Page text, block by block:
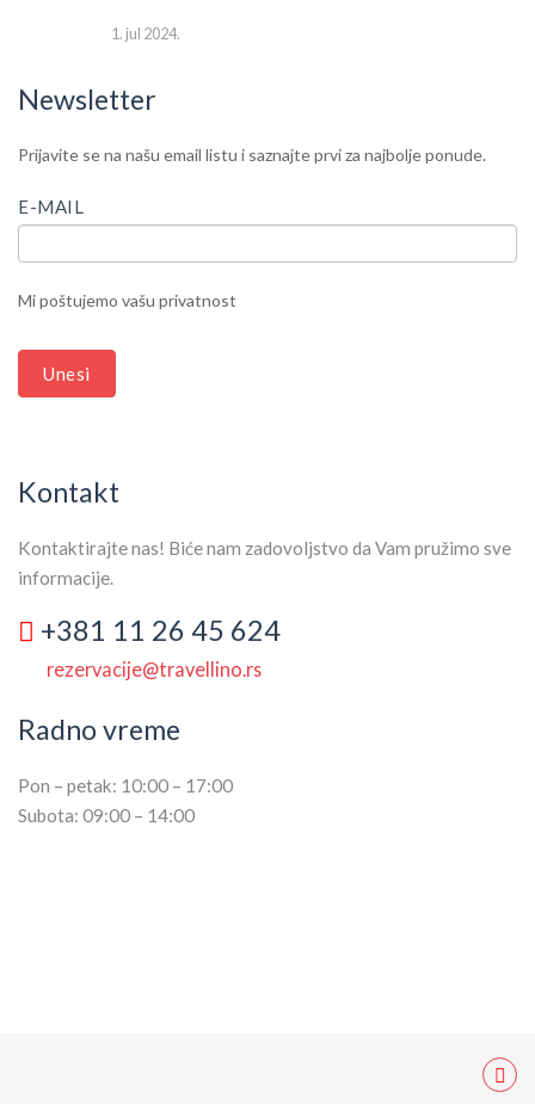
1. jul 2024.
Newsletter
Newsletter
Prijavite se na našu email listu i saznajte prvi za najbolje ponude.
E-MAIL
Mi poštujemo vašu privatnost
Unesi
IF
ARE
HUMAN,
FIELD
Kontakt
Kontaktirajte nas! Biće nam zadovoljstvo da Vam pružimo sve
informacije.
+381 11 26 45 624
rezervacije@travellino.rs
Radno vreme
Pon – petak: 10:00 – 17:00
Subota: 09:00 – 14:00